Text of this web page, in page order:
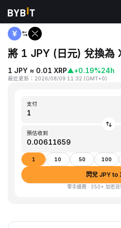
首頁 JPY to XRP
將 1 JPY (日元) 兌換為
1 JPY ≈ 0.01 XRP▲+0.19%24h
最近更新 ： 2026/08/09 11:32 (GMT+0)
支付
預估收到
1 10 50 100
閃兌 JPY to
零手續費 · 350+ 加密